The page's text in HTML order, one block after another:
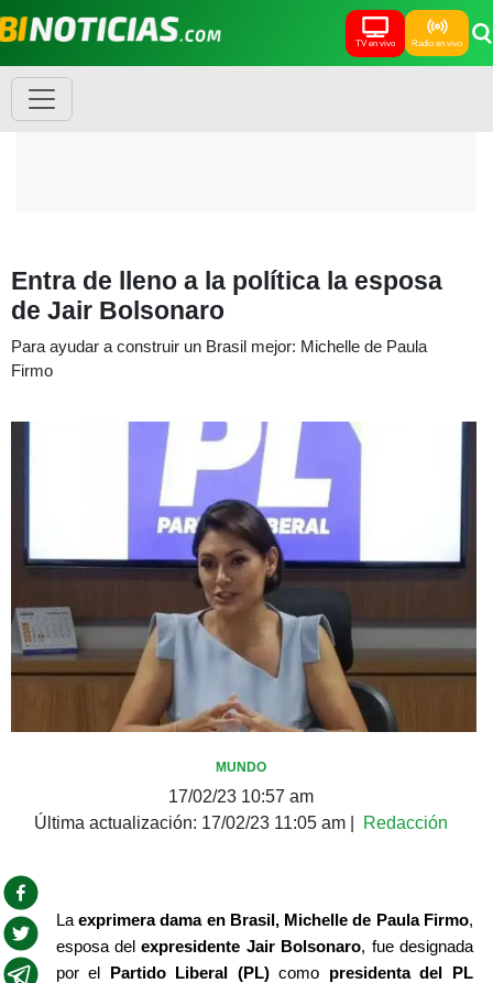
TV en vivo Radio en vivo
Entra de lleno a la política la esposa
de Jair Bolsonaro
Para ayudar a construir un Brasil mejor: Michelle de Paula
Firmo
MUNDO
17/02/23 10:57 am
Última actualización: 17/02/23 11:05 am Redacción
La exprimera dama en Brasil, Michelle de Paula Firmo,
esposa del expresidente Jair Bolsonaro, fue designada
por el
Partido Liberal (PL) como presidenta del PL